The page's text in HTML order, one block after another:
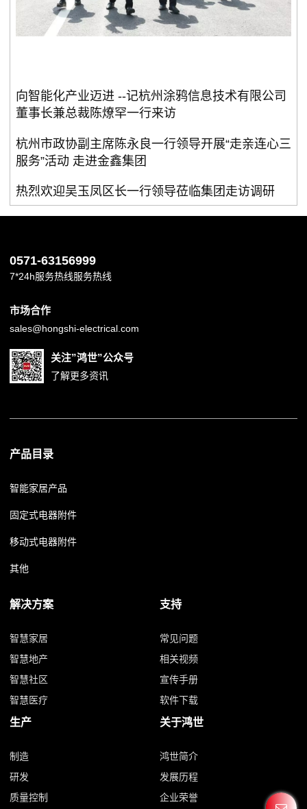
向智能化产业迈进 --记杭州涂鸦信息技术有限公司
董事长兼总裁陈燎罕一行来访
杭州市政协副主席陈永良一行领导开展“走亲连心三
服务”活动 走进金鑫集团
热烈欢迎吴玉凤区长一行领导莅临集团走访调研
0571-63156999
7*24h服务热线服务热线
市场合作
sales@hongshi-electrical.com
关注”鸿世”公众号
了解更多资讯
产品目录
智能家居产品
固定式电器附件
移动式电器附件
其他
解决方案
智慧家居
智慧地产
智慧社区
智慧医疗
支持
常见问题
相关视频
宣传手册
软件下载
生产
制造
研发
质量控制
关于鸿世
鸿世简介
发展历程
企业荣誉